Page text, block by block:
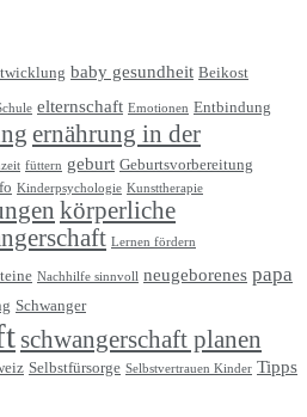
baby gesundheit Beikost
elternschaft Emotionen Entbindung
ernährung in der
füttern geburt Geburtsvorbereitung
Kinderpsychologie Kunsttherapie
körperliche
Lernen fördern
Nachhilfe sinnvoll neugeborenes papa
Schwanger
schwangerschaft planen
Selbstfürsorge Selbstvertrauen Kinder Tipps